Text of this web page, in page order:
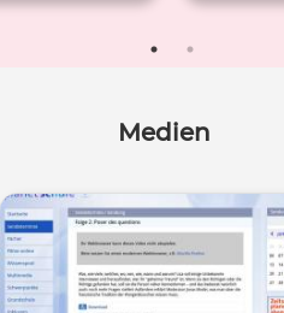
Medien